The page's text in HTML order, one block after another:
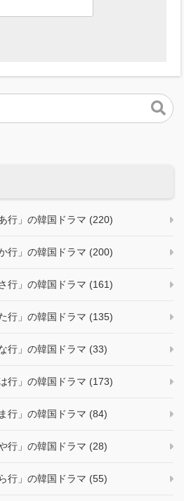
行」の韓国ドラマ (220)
行」の韓国ドラマ (200)
行」の韓国ドラマ (161)
行」の韓国ドラマ (135)
行」の韓国ドラマ (33)
行」の韓国ドラマ (173)
行」の韓国ドラマ (84)
行」の韓国ドラマ (28)
行」の韓国ドラマ (55)